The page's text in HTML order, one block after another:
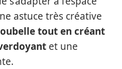
astuce très créative
tout en créant
et une